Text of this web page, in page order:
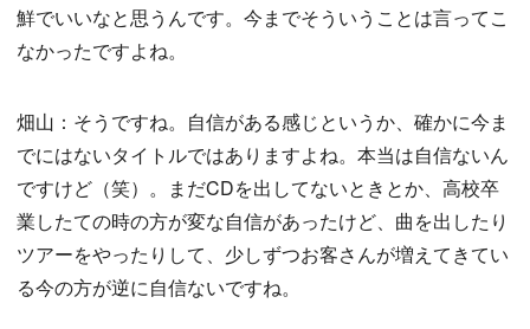
鮮でいいなと思うんです。今までそういうことは言ってこ
なかったですよね。
畑山：そうですね。自信がある感じというか、確かに今ま
でにはないタイトルではありますよね。本当は自信ないん
ですけど（笑）。まだCDを出してないときとか、高校卒
業したての時の方が変な自信があったけど、曲を出したり
ツアーをやったりして、少しずつお客さんが増えてきてい
る今の方が逆に自信ないですね。